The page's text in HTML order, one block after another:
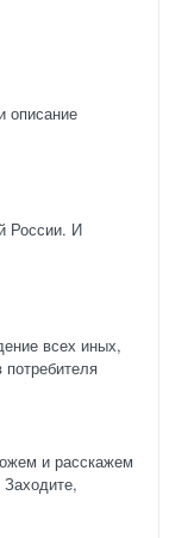
описание
России. И
всех иных,
и расскажем